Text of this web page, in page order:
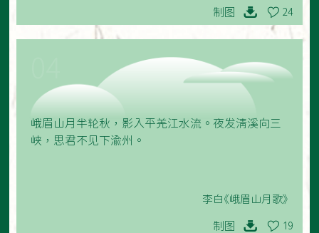
制图 24
峨眉山月半轮秋，影入平羌江水流。夜发清溪向三
峡，思君不见下渝州。
李白《峨眉山月歌》
制图 19